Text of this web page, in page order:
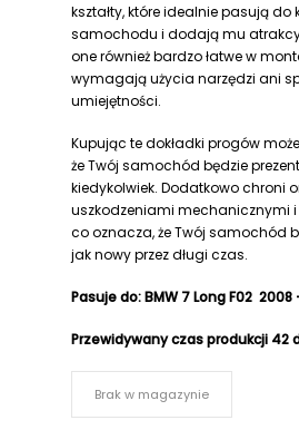
kształty, które idealnie pasują do
samochodu i dodają mu
one również bardzo łatwe w
wymagają użycia narzędzi ani
umiejętności.
Kupując te dokładki progów
że Twój samochód będzie
kiedykolwiek. Dodatkowo chroni
uszkodzeniami mechanicznymi
co oznacza, że Twój samochód
jak nowy przez długi czas.
Pasuje do:BMW 7 Long F02 2008
Przewidywany czas produkcji 42
Brak w magazynie